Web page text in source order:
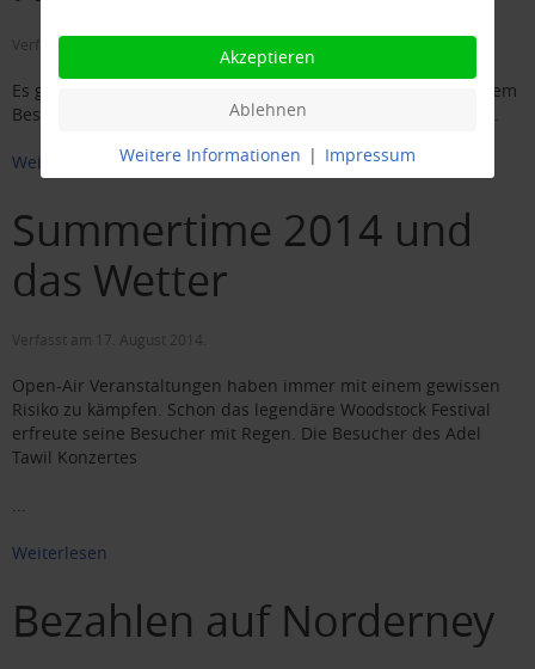
Verfasst am
Es gibt keine Hundekotbeutel zu Pfingsten auf Norderney. Dem
Besucheransturm zu Pfingsten ist die Insel nicht gewachsen.
Weiterlesen
Summertime 2014 und
das Wetter
Verfasst am 17. August 2014
Open-Air Veranstaltungen haben immer mit einem gewissen
Risiko zu kämpfen. Schon das legendäre Woodstock Festival
erfreute seine Besucher mit Regen. Die Besucher des Adel
Tawil Konzertes
...
Weiterlesen
Bezahlen auf Norderney
Akzeptieren
Ablehnen
Weitere Informationen | Impressum